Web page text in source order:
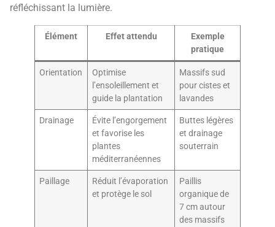
réfléchissant la lumière.
Élément Effet attendu
Exemple
pratique
Orientation
Optimise
l’ensoleillement et
guide la plantation
Massifs sud
pour cistes et
lavandes
Drainage
Évite l’engorgement
et favorise les
plantes
méditerranéennes
Buttes légères
et drainage
souterrain
Paillage
Réduit l’évaporation
et protège le sol
Paillis
organique de
7 cm autour
des massifs